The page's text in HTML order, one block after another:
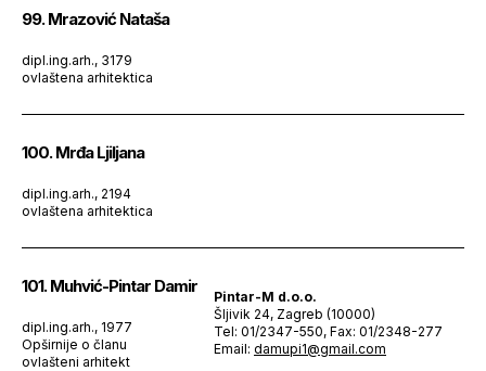
99. Mrazović Nataša
dipl.ing.arh., 3179
ovlaštena arhitektica
100. Mrđa Ljiljana
dipl.ing.arh., 2194
ovlaštena arhitektica
101. Muhvić-Pintar Damir
dipl.ing.arh., 1977
Opširnije o članu
ovlašteni arhitekt
Pintar-M d.o.o.
Šljivik 24, Zagreb (10000)
Tel: 01/2347-550, Fax: 01/2348-277
Email: damupi1@gmail.com